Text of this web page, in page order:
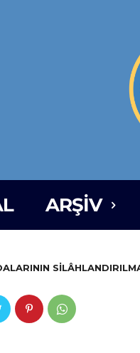
ARŞIV